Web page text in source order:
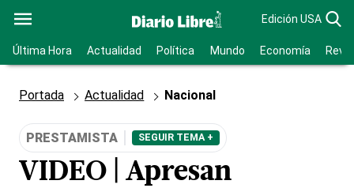
Edición USA
Última Hora Actualidad Política Mundo Economía
Portada Actualidad Nacional
PRESTAMISTA SEGUIR TEMA +
VIDEO | Apresan